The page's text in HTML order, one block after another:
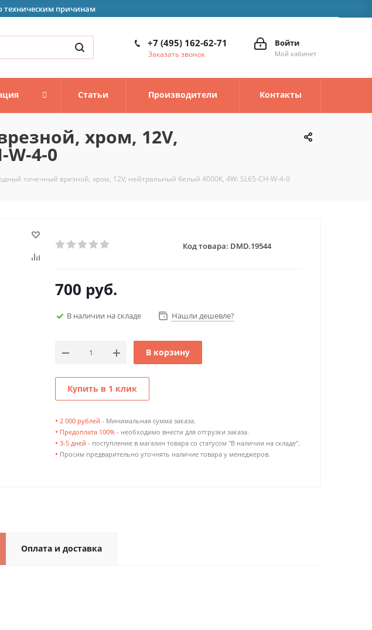
техническим причинам
Войти
Мой кабинет
+7 (495) 162-62-71
Заказать звонок
Статьи Производители Контакты
хром, 12V,
4-0
точечный врезной, хром, 12V, нейтральный белый 4000К, 4W: SL65-CH-W-4-0
Код товара: DMD.19544
700 руб.
В наличии на складе Нашли дешевле?
В корзину
Купить в 1 клик
• 2 000 рублей - Минимальная сумма заказа.
• Предоплата 100% - необходимо внести для отгрузки заказа.
• 3-5 дней - поступление в магазин товара со статусом "В наличии на складе".
• Просим предварительно уточнять наличие товара у менеджеров.
Оплата и доставка